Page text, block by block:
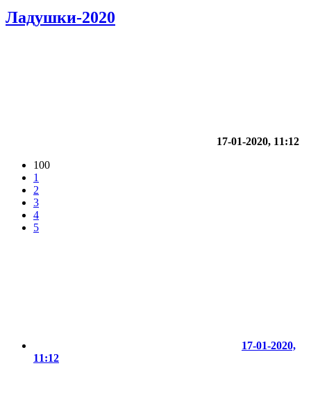
Ладушки-2020
17-01-2020, 11:12
100
1
2
3
4
5
17-01-2020,
11:12